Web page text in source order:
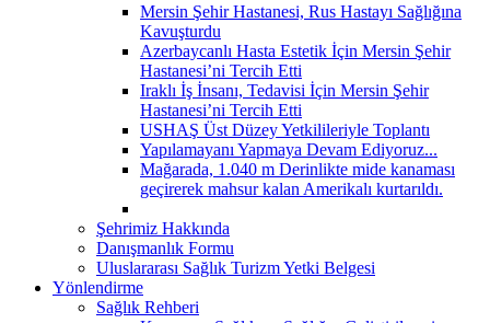
Mersin Şehir Hastanesi, Rus Hastayı Sağlığına
Kavuşturdu
Azerbaycanlı Hasta Estetik İçin Mersin Şehir
Hastanesi’ni Tercih Etti
Iraklı İş İnsanı, Tedavisi İçin Mersin Şehir
Hastanesi’ni Tercih Etti
USHAŞ Üst Düzey Yetkilileriyle Toplantı
Yapılamayanı Yapmaya Devam Ediyoruz...
Mağarada, 1.040 m Derinlikte mide kanaması
geçirerek mahsur kalan Amerikalı kurtarıldı.
Şehrimiz Hakkında
Danışmanlık Formu
Uluslararası Sağlık Turizm Yetki Belgesi
Yönlendirme
Sağlık Rehberi